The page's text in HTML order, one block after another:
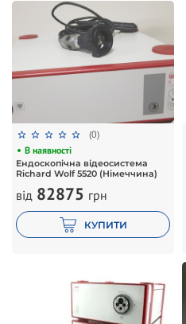
(0)
В наявності
Ендоскопічна відеосистема
Richard Wolf 5520 (Німеччина)
від 82875 грн
КУПИТИ